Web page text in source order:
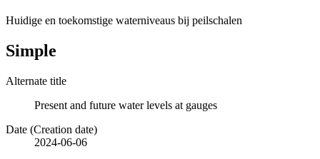
Huidige en toekomstige waterniveaus bij peilschalen
Simple
Alternate title
Present and future water levels at gauges
Date (Creation date)
2024-06-06